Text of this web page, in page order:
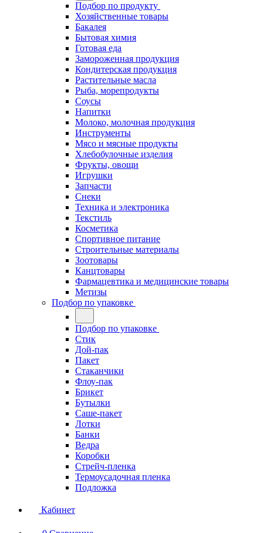
Подбор по продукту
Хозяйственные товары
Бакалея
Бытовая химия
Готовая еда
Замороженная продукция
Кондитерская продукция
Растительные масла
Рыба, морепродукты
Соусы
Напитки
Молоко, молочная продукция
Инструменты
Мясо и мясные продукты
Хлебобулочные изделия
Фрукты, овощи
Игрушки
Запчасти
Снеки
Техника и электроника
Текстиль
Косметика
Спортивное питание
Строительные материалы
Зоотовары
Канцтовары
Фармацевтика и медицинские товары
Метизы
Подбор по упаковке
Подбор по упаковке
Стик
Дой-пак
Пакет
Стаканчики
Флоу-пак
Брикет
Бутылки
Саше-пакет
Лотки
Банки
Ведра
Коробки
Стрейч-пленка
Термоусадочная пленка
Подложка
Кабинет